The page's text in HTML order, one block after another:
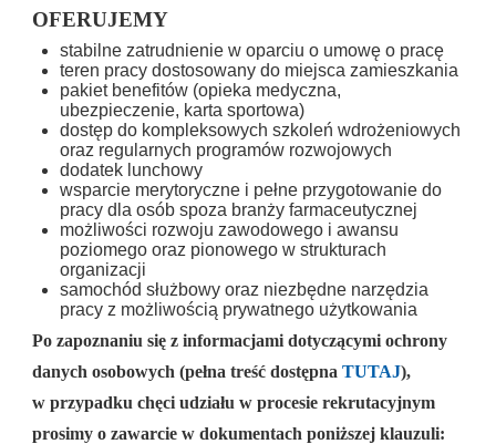
OFERUJEMY
stabilne zatrudnienie w oparciu o umowę o pracę
teren pracy dostosowany do miejsca zamieszkania
pakiet benefitów (opieka medyczna,
ubezpieczenie, karta sportowa)
dostęp do kompleksowych szkoleń wdrożeniowych
oraz regularnych programów rozwojowych
dodatek lunchowy
wsparcie merytoryczne i pełne przygotowanie do
pracy dla osób spoza branży farmaceutycznej
możliwości rozwoju zawodowego i awansu
poziomego oraz pionowego w strukturach
organizacji
samochód służbowy oraz niezbędne narzędzia
pracy z możliwością prywatnego użytkowania
Po zapoznaniu się z informacjami dotyczącymi ochrony
danych osobowych (pełna treść dostępna TUTAJ),
w przypadku chęci udziału w procesie rekrutacyjnym
prosimy o zawarcie w dokumentach poniższej klauzuli: